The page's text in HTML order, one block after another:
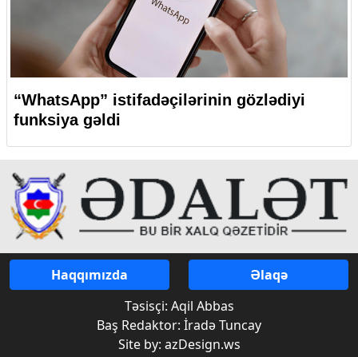
“WhatsApp” istifadəçilərinin gözlədiyi
funksiya gəldi
Haqqımızda
Əlaqə
Təsisçi: Aqil Abbas
Baş Redaktor: İradə Tuncay
Site by: azDesign.ws